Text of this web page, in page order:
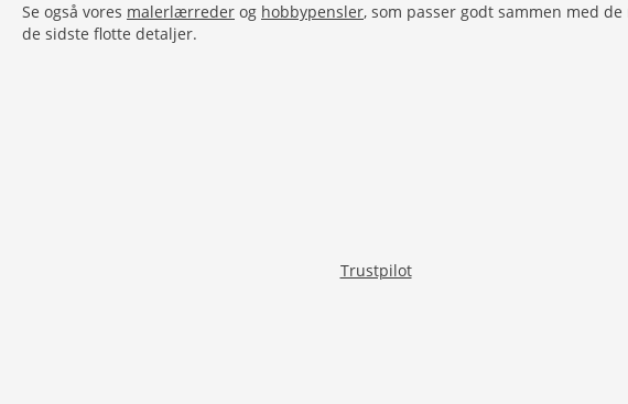
Se også vores malerlærreder og hobbypensler, som passer godt sammen med
de sidste flotte detaljer.
Trustpilot